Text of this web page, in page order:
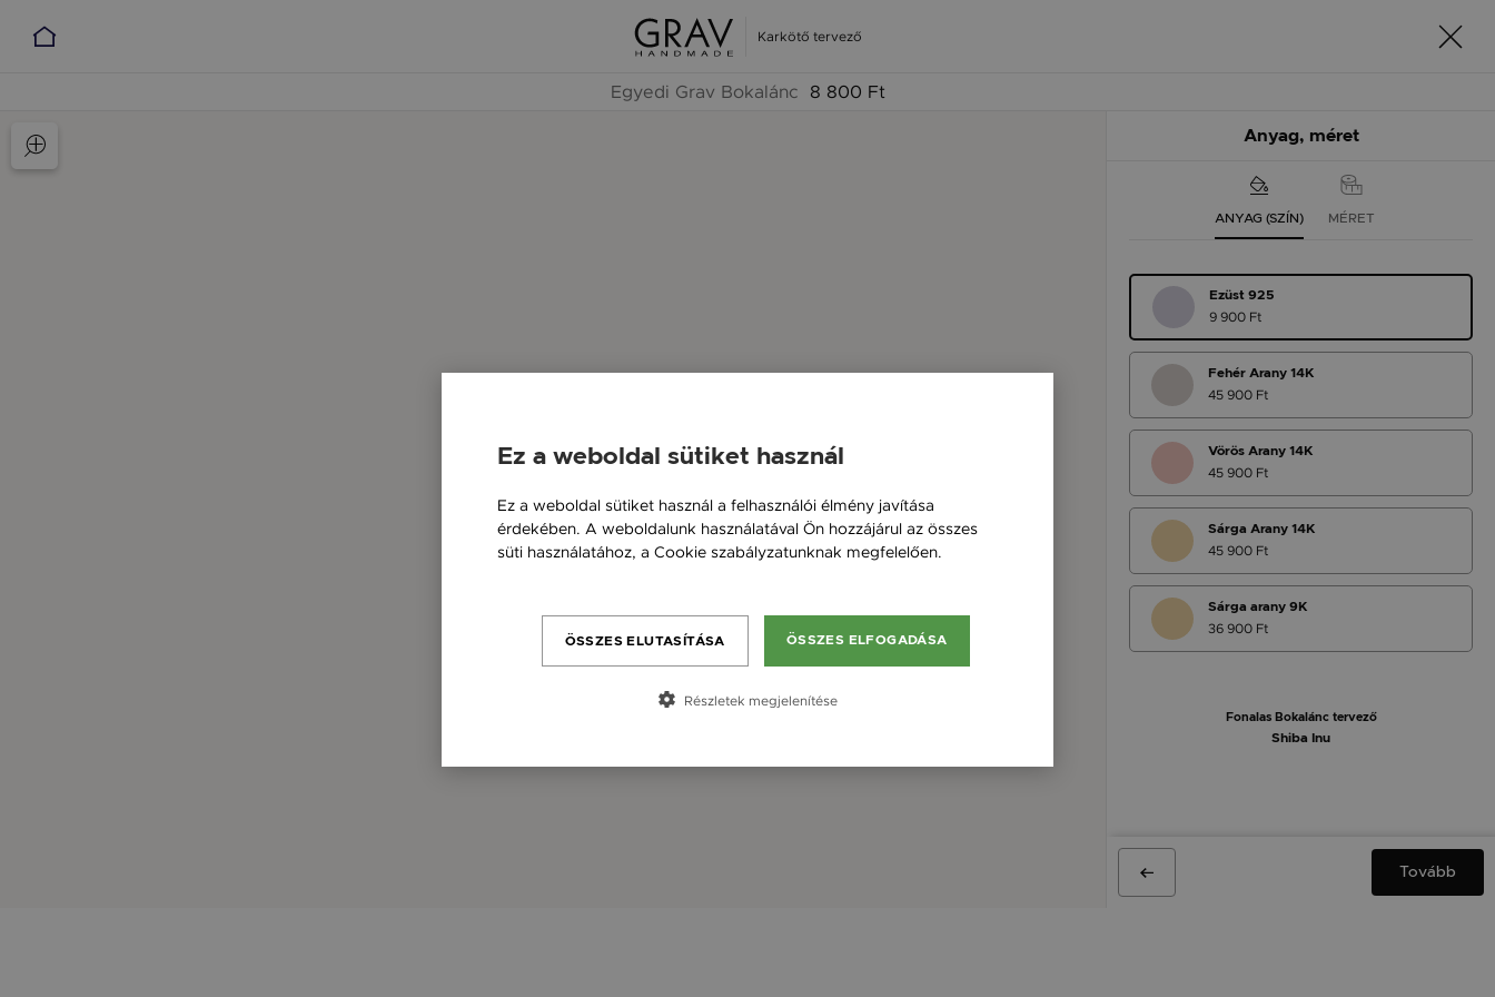
Karkötő tervező
Egyedi Grav Bokalánc 8 800 Ft
Anyag, méret
ANYAG (SZÍN) MÉRET
Ezüst 925
9 900 Ft
Fehér Arany 14K
45 900 Ft
Vörös Arany 14K
45 900 Ft
Sárga Arany 14K
45 900 Ft
Sárga arany 9K
36 900 Ft
Fonalas Bokalánc tervező
Shiba Inu
Tovább
Ez a weboldal sütiket használ
Ez a weboldal sütiket használ a felhasználói élmény javítása
érdekében. A weboldalunk használatával Ön hozzájárul az összes
süti használatához, a Cookie szabályzatunknak megfelelően.
ÖSSZES ELFOGADÁSA
ÖSSZES ELUTASÍTÁSA
Részletek megjelenítése